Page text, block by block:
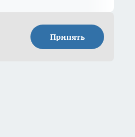
Принять